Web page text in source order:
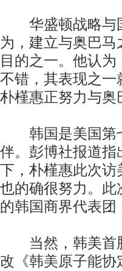
华盛顿战略与国
为，建立与奥巴
目的之一。他认
不错，其表现之一
朴槿惠正努力与奥
韩国是美国第七
伴。彭博社报道
下，朴槿惠此次访
也的确很努力。此
的韩国商界代表
当然，韩美首脑
改《韩美原子能